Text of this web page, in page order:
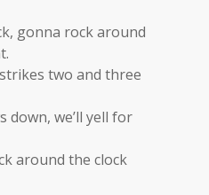
gonna rock around
two and three
down, we’ll yell for
around the clock